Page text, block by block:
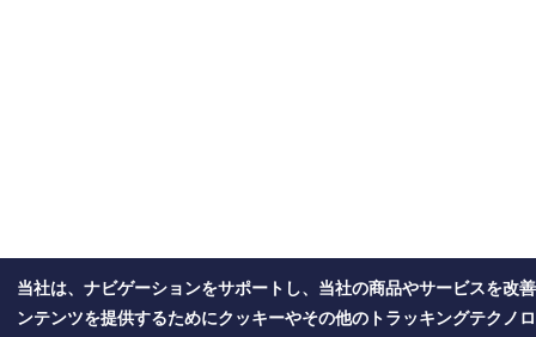
当社は、ナビゲーションをサポートし、当社の商品やサービスを改
ンテンツを提供するためにクッキーやその他のトラッキングテクノ